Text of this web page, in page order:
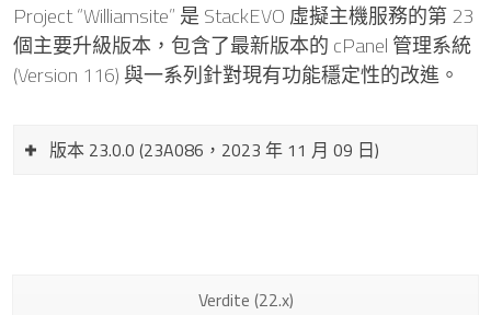
Project “Williamsite” 是 StackEVO 虛擬主機服務的第 23
個主要升級版本，包含了最新版本的 cPanel 管理系統
(Version 116) 與一系列針對現有功能穩定性的改進。
版本 23.0.0 (23A086，2023 年 11 月 09 日)
Verdite (22.x)